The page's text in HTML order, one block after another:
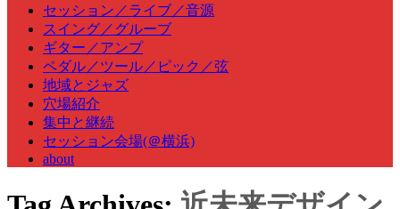
セッション／ライブ／音源
スイング／グルーブ
ギター／アンプ
ペダル／ツール／ピック／弦
地域とジャズ
穴場紹介
集中と継続
セッション会場(＠横浜)
about